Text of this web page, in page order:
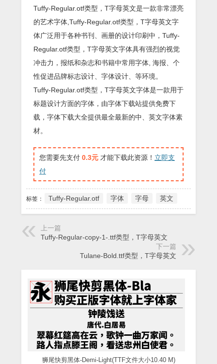
Tuffy-Regular.otf类型，T字母英文是一款非常漂亮
的艺术字体,Tuffy-Regular.otf类型，T字母英文字
体广泛用于各种书刊、画册的设计印刷中，Tuffy-
Regular.otf类型，T字母英文字体具有强烈的视觉
冲击力，报纸和杂志和书籍中常用字体, 海报、个
性促进品牌标志设计、字体设计、等环境。
Tuffy-Regular.otf类型，T字母英文字体是一款用于
标题设计方面的字体，由字体下载站提供免费下
载，字体下载大全提供最全最新的中、英文字体素
材。
您需要先支付 0.3元 才能下载此资源！ 立即支
付
标签： Tuffy-Regular.otf 字体 字母 英文
上一篇
Tuffy-Regular-copy-1-.ttf类型，T字母英文
下一篇
Tulane-Bold.ttf类型，T字母英文
狮尾快剪黑体-Demi-Light(TTF文件大小10.40 M)